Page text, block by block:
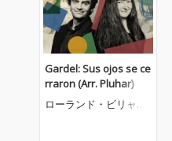
Gardel: Sus ojos se ce
rraron (Arr. Pluhar)
ローランド・ビリャソ